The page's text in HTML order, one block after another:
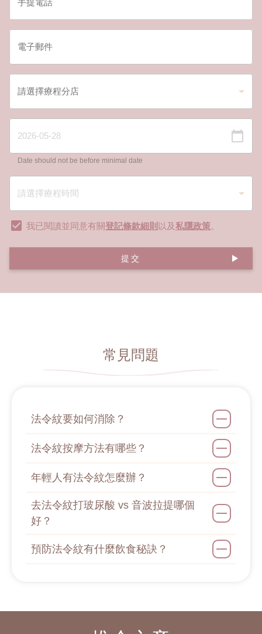
Date should not be before minimal date
我已閱讀並同意有關登記條款細則 以及私隱政策。
提交
常見問題
法令紋要如何消除？
法令紋按摩方法有哪些？
年輕人有法令紋怎麼辦？
去法令紋打玻尿酸 vs 音波拉提哪個
好？
預防法令紋有什麼飲食秘訣？